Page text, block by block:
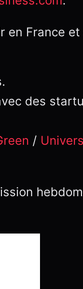
en France
des
/